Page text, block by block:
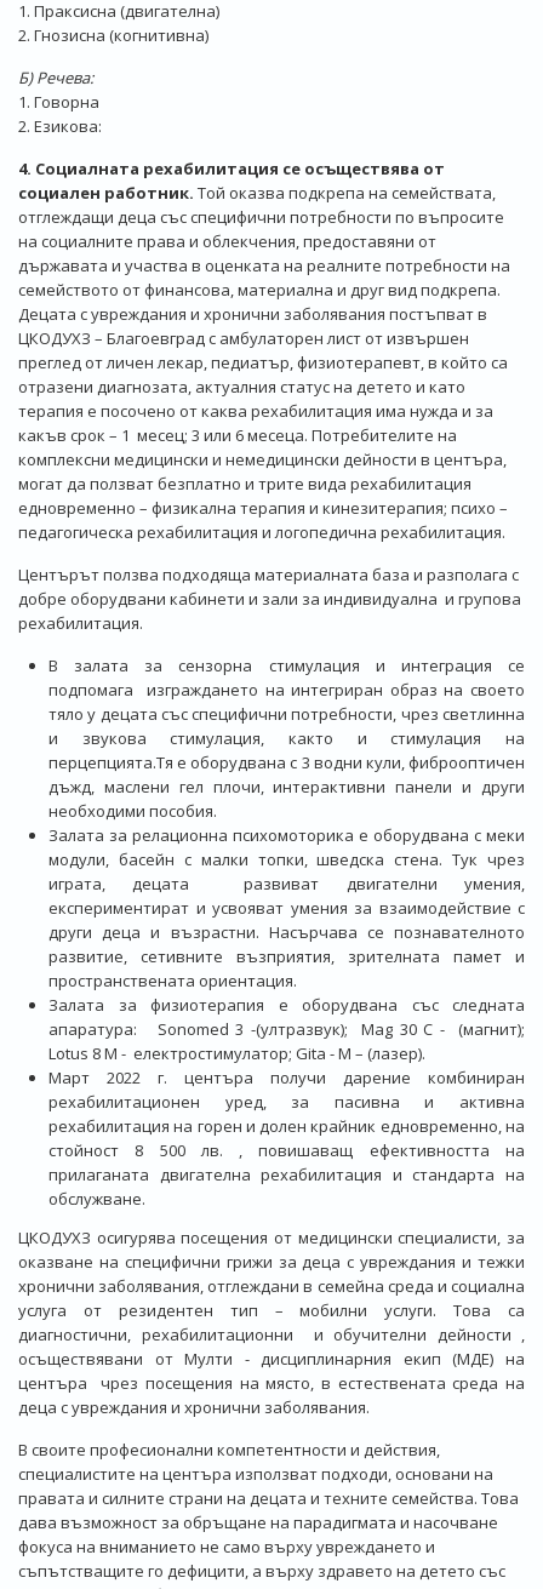
1. Праксисна (двигателна)
2. Гнозисна (когнитивна)
Б) Речева:
1. Говорна
2. Езикова:
4. Социалната рехабилитация се осъществява от
социален работник. Той оказва подкрепа на семействата,
отглеждащи деца със специфични потребности по въпросите
на социалните права и облекчения, предоставяни от
държавата и участва в оценката на реалните потребности на
семейството от финансова, материална и друг вид подкрепа.
Децата с увреждания и хронични заболявания постъпват в
ЦКОДУХЗ – Благоевград с амбулаторен лист от извършен
преглед от личен лекар, педиатър, физиотерапевт, в който са
отразени диагнозата, актуалния статус на детето и като
терапия е посочено от каква рехабилитация има нужда и за
какъв срок – 1 месец; 3 или 6 месеца. Потребителите на
комплексни медицински и немедицински дейности в центъра,
могат да ползват безплатно и трите вида рехабилитация
едновременно – физикална терапия и кинезитерапия; психо –
педагогическа рехабилитация и логопедична рехабилитация.
Центърът ползва подходяща материалната база и разполага с
добре оборудвани кабинети и зали за индивидуална и групова
рехабилитация.
В залата за сензорна стимулация и интеграция се
подпомага изграждането на интегриран образ на своето
тяло у децата със специфични потребности, чрез светлинна
и звукова стимулация, както и стимулация на
перцепцията.Тя е оборудвана с 3 водни кули, фиброоптичен
дъжд, маслени гел плочи, интерактивни панели и други
необходими пособия.
Залата за релационна психомоторика е оборудвана с меки
модули, басейн с малки топки, шведска стена. Тук чрез
играта, децата развиват двигателни умения,
експериментират и усвояват умения за взаимодействие с
други деца и възрастни. Насърчава се познавателното
развитие, сетивните възприятия, зрителната памет и
пространствената ориентация.
Залата за физиотерапия е оборудвана със следната
апаратура: Sonomed 3 -(ултразвук); Mag 30 C - (магнит);
Lotus 8 M - електростимулатор; Gita - M – (лазер).
Март 2022 г. центъра получи дарение комбиниран
рехабилитационен уред, за пасивна и активна
рехабилитация на горен и долен крайник едновременно, на
стойност 8 500 лв. , повишаващ ефективността на
прилаганата двигателна рехабилитация и стандарта на
обслужване.
ЦКОДУХЗ осигурява посещения от медицински специалисти, за
оказване на специфични грижи за деца с увреждания и тежки
хронични заболявания, отглеждани в семейна среда и социална
услуга от резидентен тип – мобилни услуги. Това са
диагностични, рехабилитационни и обучителни дейности ,
осъществявани от Мулти - дисциплинарния екип (МДЕ) на
центъра чрез посещения на място, в естествената среда на
деца с увреждания и хронични заболявания.
В своите професионални компетентности и действия,
специалистите на центъра използват подходи, основани на
правата и силните страни на децата и техните семейства. Това
дава възможност за обръщане на парадигмата и насочване
фокуса на вниманието не само върху увреждането и
съпътстващите го дефицити, а върху здравето на детето със